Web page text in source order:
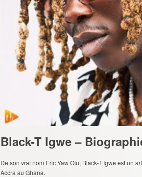
Black-T Igwe –
De son vrai nom Eric Yaw Otu, Black-T Igwe est un
Accra au Ghana.